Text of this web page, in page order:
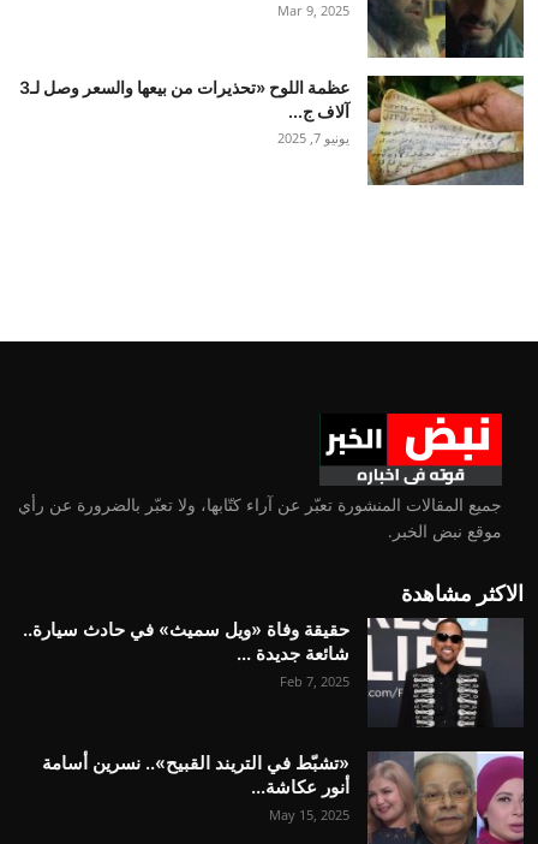
Mar 9, 2025
عظمة اللوح «تحذيرات من بيعها والسعر وصل لـ3
آلاف ج...
يونيو 7, 2025
جميع المقالات المنشورة تعبّر عن آراء كتّابها، ولا تعبّر بالضرورة عن رأي
موقع نبض الخبر.
الاكثر مشاهدة
حقيقة وفاة «ويل سميث» في حادث سيارة..
شائعة جديدة ...
Feb 7, 2025
«تشبّط في التريند القبيح».. نسرين أسامة
أنور عكاشة...
May 15, 2025